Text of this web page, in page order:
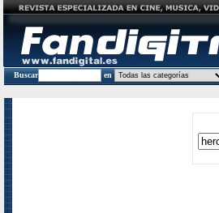
Buscar en